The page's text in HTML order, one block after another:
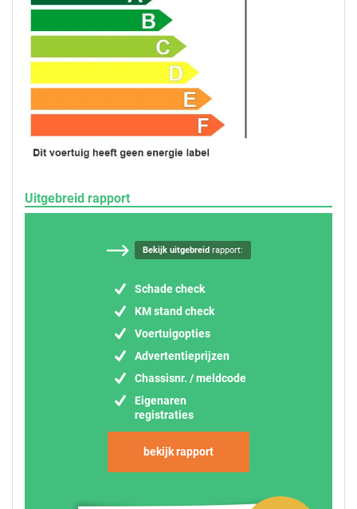
Uitgebreid rapport
Bekijk uitgebreidrapport:
Schade check
KM stand check
Voertuigopties
Advertentieprijzen
Chassisnr. / meldcode
Eigenaren
registraties
bekijk rapport